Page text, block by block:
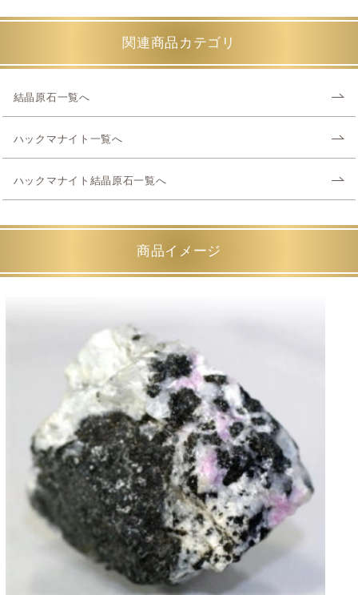
関連商品カテゴリ
結晶原石一覧へ
ハックマナイト一覧へ
ハックマナイト結晶原石一覧へ
商品イメージ